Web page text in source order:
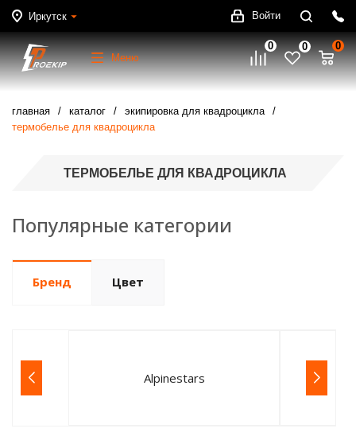
Иркутск Войти
Меню
0 0 0
главная каталог
экипировка для квадроцикла
термобелье для квадроцикла
ТЕРМОБЕЛЬЕ ДЛЯ КВАДРОЦИКЛА
Популярные категории
Бренд Цвет
Alpinestars